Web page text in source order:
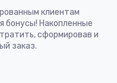
клиентам
бонусы! Накопленные
сформировав и
заказ.